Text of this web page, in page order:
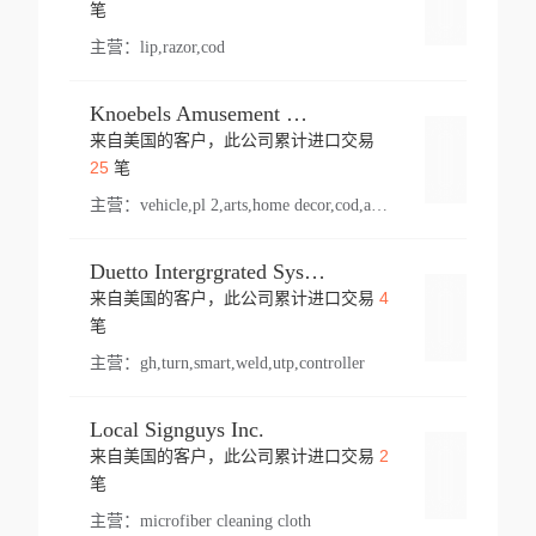
笔
主营： lip,razor,cod
Knoebels Amusement Resort
来自美国的客户，此公司累计进口交易
25笔
主营： vehicle,pl 2,arts,home decor,cod,amusement ride,sea
Duetto Intergrgrated Systems Inc.
来自美国的客户，此公司累计进口交易 4
笔
主营： gh,turn,smart,weld,utp,controller
Local Signguys Inc.
来自美国的客户，此公司累计进口交易 2
笔
主营： microfiber cleaning cloth